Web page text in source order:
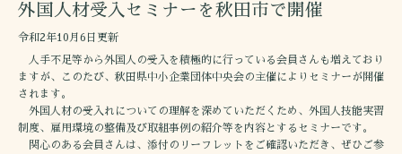
外国人材受入セミナーを秋田市で開催
令和2年10月6日更新
人手不足等から外国人の受入を積極的に行っている会員さんも増えており
ますが、このたび、秋田県中小企業団体中央会の主催によりセミナーが開催
されます。
外国人材の受入れについての理解を深めていただくため、外国人技能実習
制度、雇用環境の整備及び取組事例の紹介等を内容とするセミナーです。
関心のある会員さんは、添付のリーフレットをご確認いただき、ぜひご参